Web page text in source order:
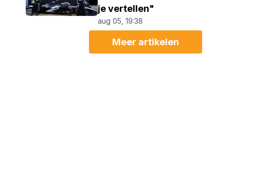
je vertellen"
aug 05, 19:38
Meer artikelen